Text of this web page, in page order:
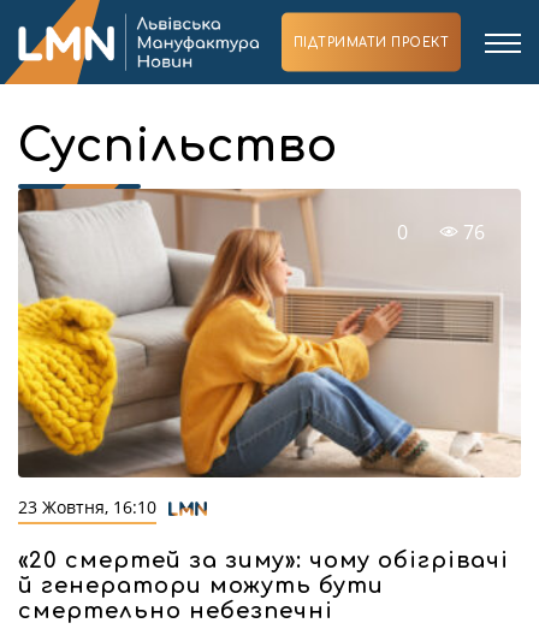
ПІДТРИМАТИ ПРОЕКТ
Суспільство
0 76
23 Жовтня, 16:10
«20 смертей за зиму»: чому обігрівачі
й генератори можуть бути
смертельно небезпечні